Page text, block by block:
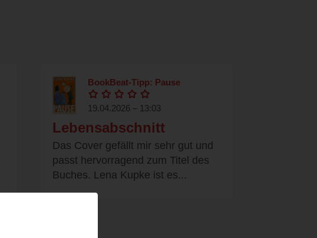
BookBeat-Tipp: Pause
19.04.2026 – 13:03
Lebensabschnitt
Das Cover gefällt mir sehr gut und
passt hervorragend zum Titel des
Buches. Lena Kupke ist es...